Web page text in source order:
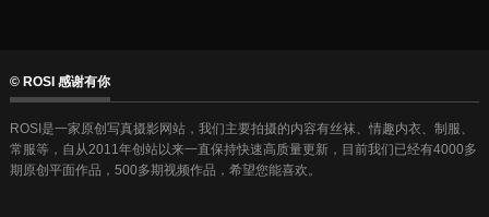
© ROSI 感谢有你
ROSI是一家原创写真摄影网站，我们主要拍摄的内容有丝袜、情趣内衣、制服、
常服等，自从2011年创站以来一直保持快速高质量更新，目前我们已经有4000多
期原创平面作品，500多期视频作品，希望您能喜欢。